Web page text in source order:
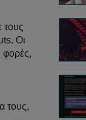
τους
Οι
φορές,
τους,